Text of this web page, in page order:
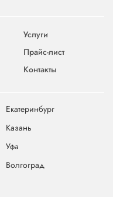
Услуги
Прайс-лист
Контакты
Екатеринбург
Казань
Уфа
Волгоград